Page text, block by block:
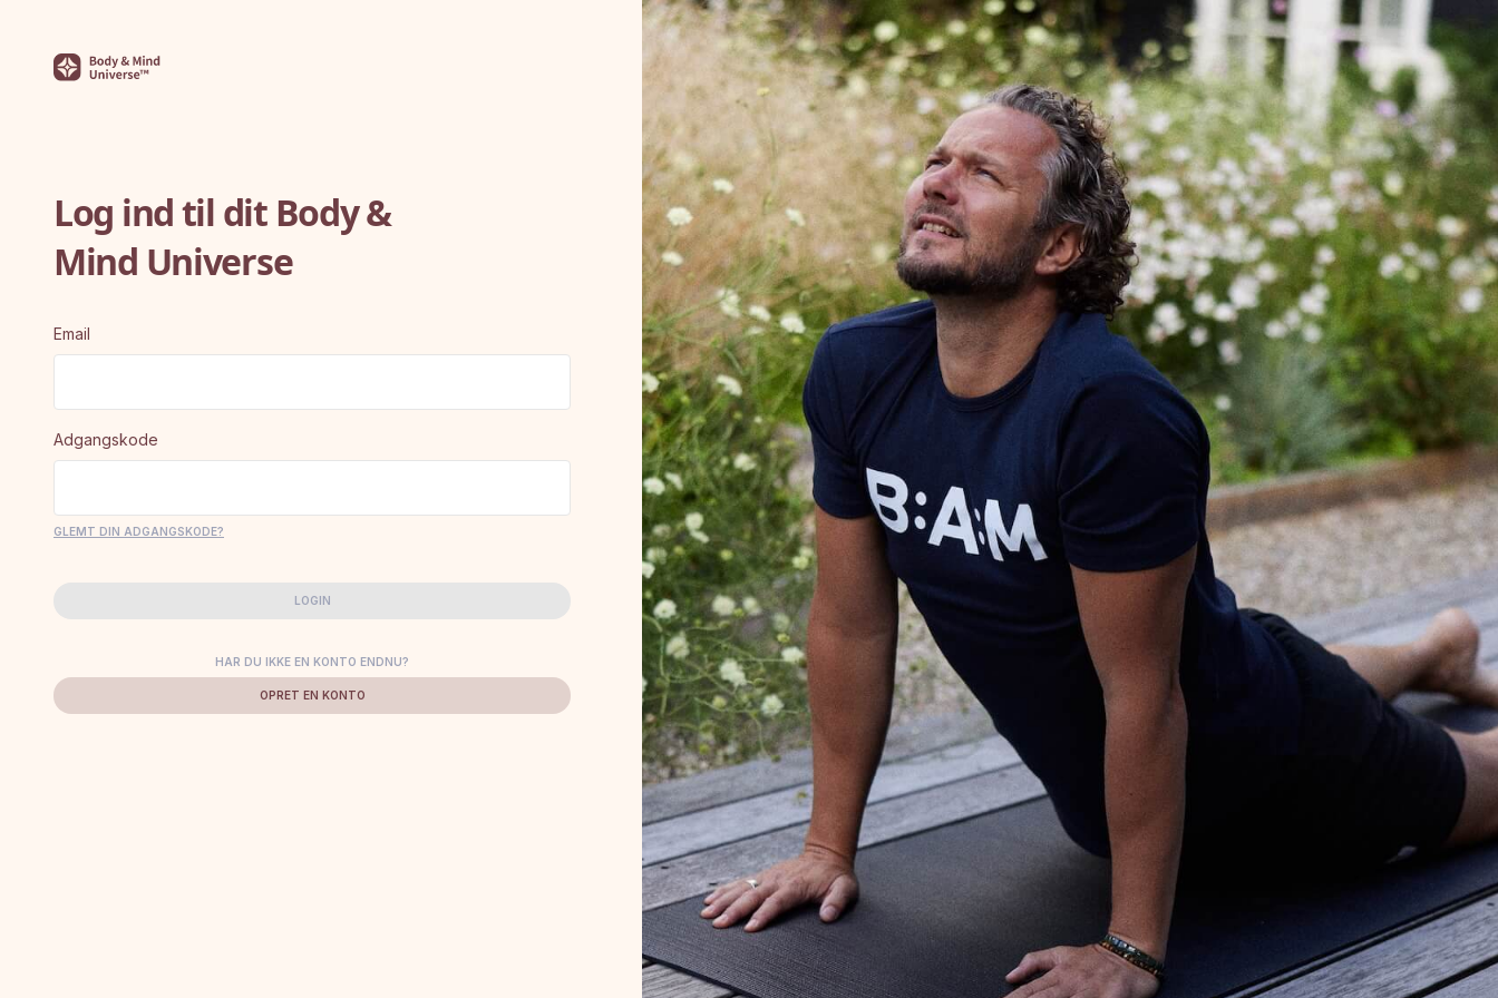
Log ind til dit Body &
Mind Universe
Email
Adgangskode
GLEMT DIN ADGANGSKODE?
LOGIN
HAR DU IKKE EN KONTO ENDNU?
OPRET EN KONTO